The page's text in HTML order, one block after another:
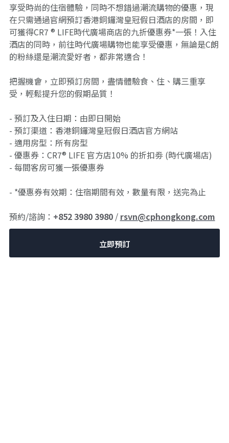
享受時尚的住宿體驗，同時不想錯過潮流購物的優惠，現
在只需通過官網預訂香港銅鑼灣皇冠假日酒店的房間，即
可獲得CR7 ® LIFE時代廣場商店的九折優惠券*一張！入住
酒店的同時，前往時代廣場購物也能享受優惠，無論是C朗
的粉絲還是潮流愛好者，都非常適合！
把握機會，立即預訂房間，盡情體驗食、住、購三重享
受，輕鬆提升您的假期品質！
- 預訂及入住日期：由即日開始
- 預訂渠道：香港銅鑼灣皇冠假日酒店官方網站
- 適用房型：所有房型
- 優惠券：CR7® LIFE 官方店10% 的折扣劵 (時代廣場店)
- 每間客房可獲一張優惠券
- *優惠券有效期：住宿期間有效，數量有限，送完為止
預約/諮詢： +852 3980 3980 / rsvn@cphongkong.com
立即預訂